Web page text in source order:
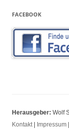
FACEBOOK
Herausgeber: Wolf
Kontakt| Impressum